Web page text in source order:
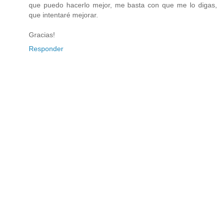
que puedo hacerlo mejor, me basta con que me lo digas,
que intentaré mejorar.
Gracias!
Responder